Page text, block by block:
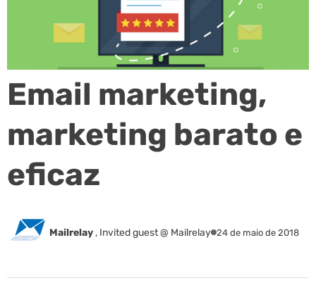
Email marketing,
marketing barato e
eficaz
Mailrelay , Invited guest @ Mailrelay 24 de maio de 2018